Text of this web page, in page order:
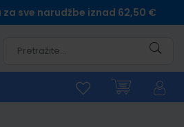
sve narudžbe iznad 62,50 €